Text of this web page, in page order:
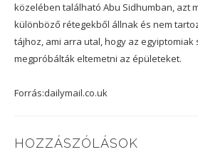
közelében található Abu Sidhumban, azt
különböző rétegekből állnak és nem
tájhoz, ami arra utal, hogy az
megpróbálták eltemetni az épületeket.
Forrás:dailymail.co.uk
HOZZÁSZÓLÁSOK